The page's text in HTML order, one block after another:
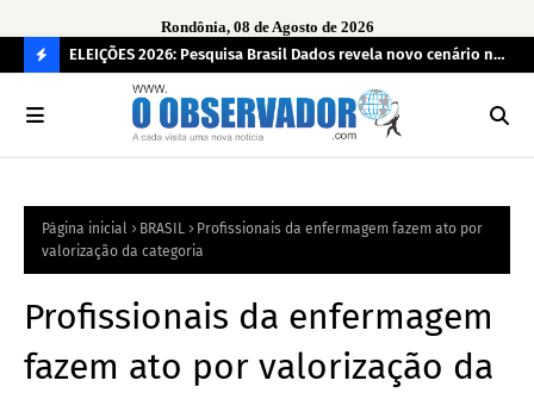
Rondônia, 08 de Agosto de 2026
O
R
mais
ELEIÇÕES 2026: Pesquisa Brasil Dados revela novo cenário na
disputa pelo Governo de Rondônia
Página inicial BRASIL
Profissionais da enfermagem fazem ato por
valorização da categoria
Profissionais da enfermagem
fazem ato por valorização da